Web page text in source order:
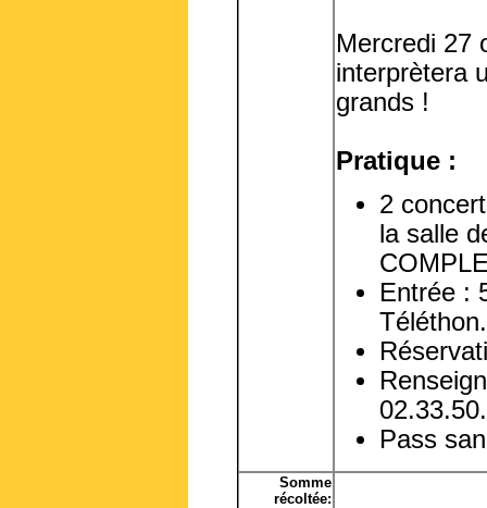
Mercredi 27
interprètera
grands !
Pratique :
2
la salle
Entrée :
Téléthon.
Pass
Somme
récoltée: